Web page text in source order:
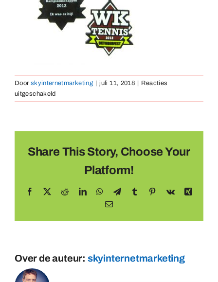
Door skyinternetmarketing juli 11, 2018
Reacties
uitgeschakeldvoor
sleutelhanger-
Share This Story, Choose Your
Platform!
Facebook RedditLinkedInWhatsApp
TelegramTumblr Pinterest
Vk
Xing
E-
Over de auteur: skyinternetmarketing